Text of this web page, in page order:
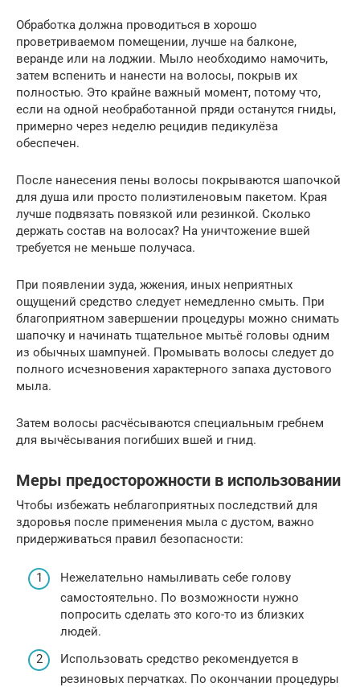
Обработка должна проводиться в хорошо
проветриваемом помещении, лучше на балконе,
веранде или на лоджии. Мыло необходимо намочить,
затем вспенить и нанести на волосы, покрыв их
полностью. Это крайне важный момент, потому что,
если на одной необработанной пряди останутся гниды,
примерно через неделю рецидив педикулёза
обеспечен.
После нанесения пены волосы покрываются шапочкой
для душа или просто полиэтиленовым пакетом. Края
лучше подвязать повязкой или резинкой. Сколько
держать состав на волосах? На уничтожение вшей
требуется не меньше получаса.
При появлении зуда, жжения, иных неприятных
ощущений средство следует немедленно смыть. При
благоприятном завершении процедуры можно снимать
шапочку и начинать тщательное мытьё головы одним
из обычных шампуней. Промывать волосы следует до
полного исчезновения характерного запаха дустового
мыла.
Затем волосы расчёсываются специальным гребнем
для вычёсывания погибших вшей и гнид.
Меры предосторожности в использовании
Чтобы избежать неблагоприятных последствий для
здоровья после применения мыла с дустом, важно
придерживаться правил безопасности:
Нежелательно намыливать себе голову
самостоятельно. По возможности нужно
попросить сделать это кого-то из близких
людей.
Использовать средство рекомендуется в
резиновых перчатках. По окончании процедуры